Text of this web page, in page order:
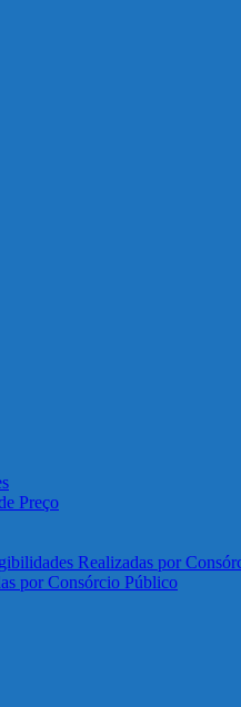
Preço
Realizadas por
por Consórcio Público